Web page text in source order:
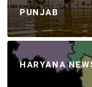
PUNJAB
HARYANA